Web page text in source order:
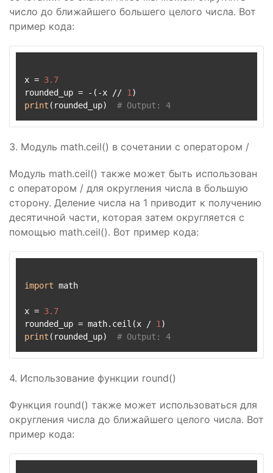
число до ближайшего большего целого числа. Вот
пример кода:
x = 3.7
rounded_up = -(-x // 1
print (rounded_up) # Output: 4
3. Модуль math.ceil() в сочетании с оператором /
Модуль math.ceil() также может быть использован
с оператором / для округления числа в большую
сторону. Деление числа на 1 приводит к получению
десятичной части, которая затем округляется с
помощью math.ceil(). Вот пример кода:
import math
x = 3.7
rounded_up = math.ceil(x / 1
print (rounded_up) # Output: 4
4. Использование функции round()
Функция round() также может использоваться для
округления числа до ближайшего целого числа. Вот
пример кода: